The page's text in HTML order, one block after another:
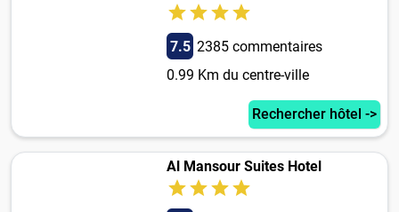
7.5 2385 commentaires
0.99 Km du centre-ville
Rechercher hôtel ->
Al Mansour Suites Hotel